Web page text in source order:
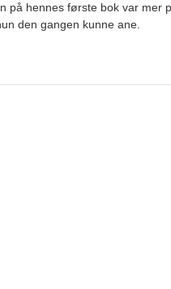
på hennes første bok var mer
den gangen kunne ane.